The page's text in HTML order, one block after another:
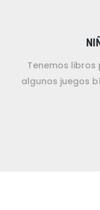
Tenemos
algunos juegos